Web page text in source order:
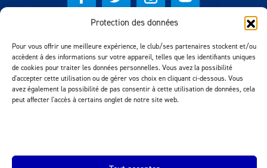
Protection des données
Pour vous offrir une meilleure expérience, le club/ses partenaires stockent et/ou
accèdent à des informations sur votre appareil, telles que les identifiants uniques
de cookies pour traiter les données personnelles. Vous avez la possibilité
d'accepter cette utilisation ou de gérer vos choix en cliquant ci-dessous. Vous
avez également la possibilité de pas consentir à cette utilisation de données, cela
peut affecter l'accès à certains onglet de notre site web.
Réalisation MTM Agency